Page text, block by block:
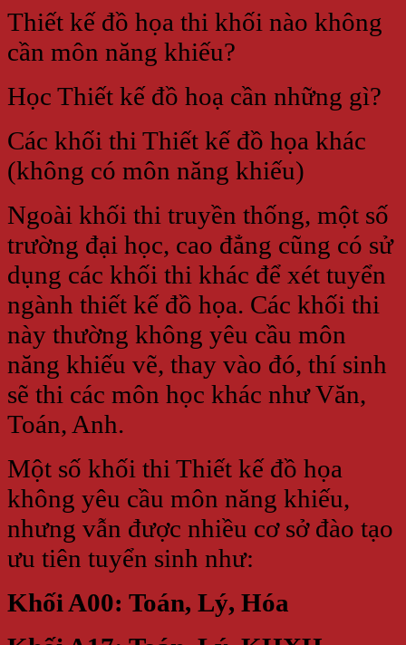
Thiết kế đồ họa thi khối nào không
cần môn năng khiếu?
Học Thiết kế đồ hoạ cần những gì?
Các khối thi Thiết kế đồ họa khác
(không có môn năng khiếu)
Ngoài khối thi truyền thống, một số
trường đại học, cao đẳng cũng có sử
dụng các khối thi khác để xét tuyển
ngành thiết kế đồ họa. Các khối thi
này thường không yêu cầu môn
năng khiếu vẽ, thay vào đó, thí sinh
sẽ thi các môn học khác như Văn,
Toán, Anh.
Một số khối thi Thiết kế đồ họa
không yêu cầu môn năng khiếu,
nhưng vẫn được nhiều cơ sở đào tạo
ưu tiên tuyển sinh như:
Khối A00: Toán, Lý, Hóa